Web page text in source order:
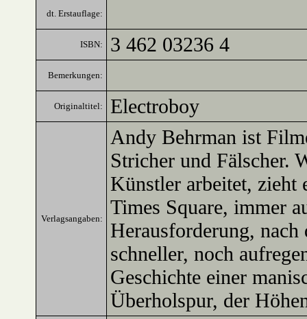
dt. Erstauflage:
ISBN: 3 462 03236 4
Bemerkungen:
Originaltitel: Electroboy
Verlagsangaben:
Andy Behrman ist
Stricher und Fälscher.
Künstler arbeitet, zieht
Times Square, immer
Herausforderung,
schneller, noch
Geschichte einer
Überholspur, der